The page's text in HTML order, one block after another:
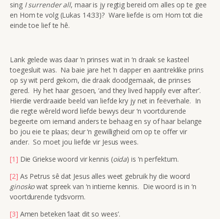
sing I surrender all, maar is jy regtig bereid om alles op te gee
en Hom te volg (Lukas 14:33)? Ware liefde is om Hom tot die
einde toe lief te hê.
Lank gelede was daar ‘n prinses wat in ‘n draak se kasteel
toegesluit was. Na baie jare het ‘n dapper en aantreklike prins
op sy wit perd gekom, die draak doodgemaak, die prinses
gered. Hy het haar gesoen, ‘and they lived happily ever after’.
Hierdie verdraaide beeld van liefde kry jy net in feëverhale. In
die regte wêreld word liefde bewys deur ‘n voortdurende
begeerte om iemand anders te behaag en sy of haar belange
bo jou eie te plaas; deur ‘n gewilligheid om op te offer vir
ander. So moet jou liefde vir Jesus wees.
[1] Die Griekse woord vir kennis (oida) is ‘n perfektum.
[2] As Petrus sê dat Jesus alles weet gebruik hy die woord
ginoskowat spreek van ‘n intieme kennis. Die woord is in ‘n
voortdurende tydsvorm.
[3] Amen beteken ‘laat dit so wees’.